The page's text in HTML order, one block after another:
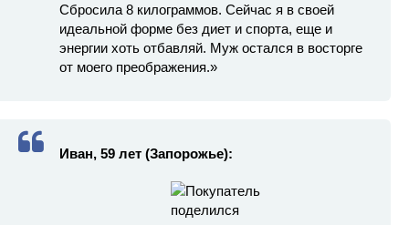
Сбросила 8 килограммов. Сейчас я в своей
идеальной форме без диет и спорта, еще и
энергии хоть отбавляй. Муж остался в восторге
от моего преображения.»
Иван, 59 лет (Запорожье):